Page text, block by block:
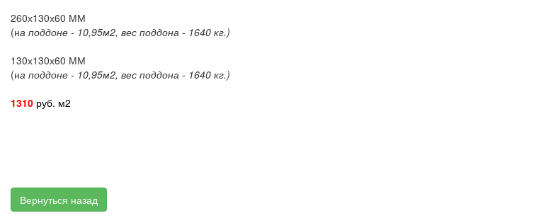
260х130х60 ММ
(на поддоне - 10,95м2, вес поддона - 1640 кг.)
130х130х60 ММ
(на поддоне - 10,95м2, вес поддона - 1640 кг.)
1310 руб. м2